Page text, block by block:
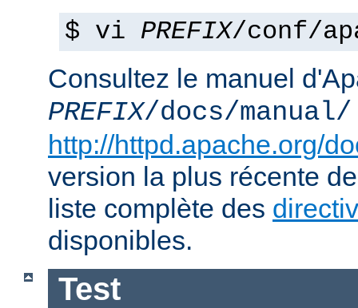
$ vi PREFIX/conf/
Consultez le manuel
PREFIX/docs/manual/
http://httpd.apache.org/
version la plus récente
liste complète des
disponibles.
Test